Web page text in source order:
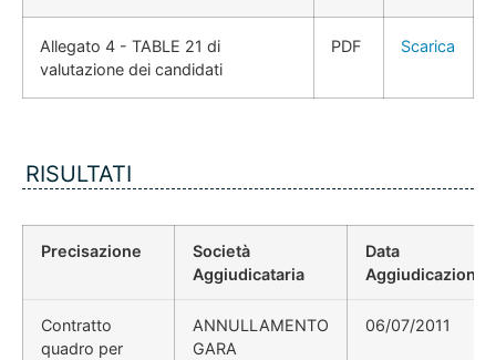
Allegato 4 - TABLE 21 di
valutazione dei candidati
PDF Scarica
RISULTATI
Precisazione
Società
Aggiudicataria
Data
Aggiudicazione
Contratto
quadro per
ANNULLAMENTO
GARA
06/07/2011